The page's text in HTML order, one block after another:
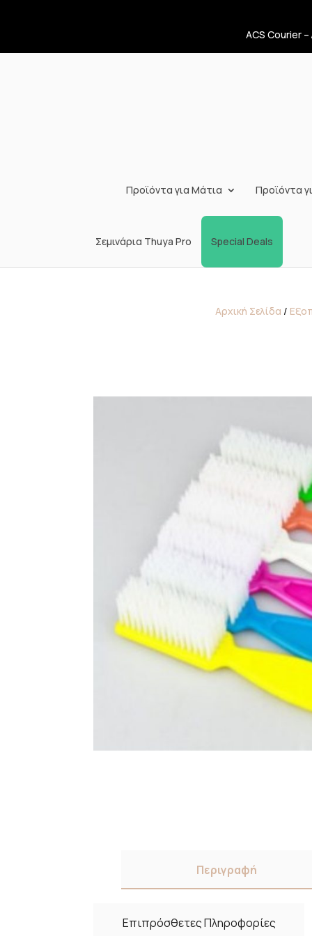
ACS Courier –
Προϊόντα για Μάτια Προϊόντα
Σεμινάρια Thuya Pro Special Deals
Αρχική Σελίδα /
Περιγραφή
Επιπρόσθετες Πληροφορίες